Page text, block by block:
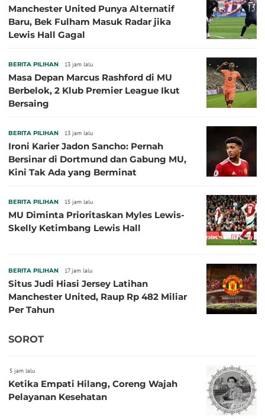
Manchester United Punya Alternatif
Baru, Bek Fulham Masuk Radar jika
Lewis Hall Gagal
BERITA PILIHAN 13 jam lalu
Masa Depan Marcus Rashford di MU
Berbelok, 2 Klub Premier League Ikut
Bersaing
BERITA PILIHAN 13 jam lalu
Ironi Karier Jadon Sancho: Pernah
Bersinar di Dortmund dan Gabung MU,
Kini Tak Ada yang Berminat
BERITA PILIHAN 15 jam lalu
MU Diminta Prioritaskan Myles Lewis-
Skelly Ketimbang Lewis Hall
BERITA PILIHAN 17 jam lalu
Situs Judi Hiasi Jersey Latihan
Manchester United, Raup Rp 482 Miliar
Per Tahun
SOROT
5 jam lalu
Ketika Empati Hilang, Coreng Wajah
Pelayanan Kesehatan